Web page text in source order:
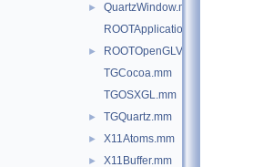
►
QuartzWindow.mm
ROOTApplicationDelegate.mm
►
ROOTOpenGLView.mm
TGCocoa.mm
TGOSXGL.mm
► TGQuartz.mm
► X11Atoms.mm
► X11Buffer.mm